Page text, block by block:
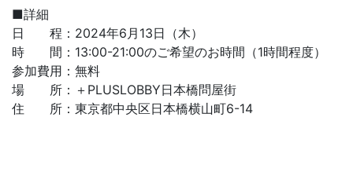
■詳細
日 程：2024年6月13日（木）
時 間：13:00-21:00のご希望のお時間（1時間程度）
参加費用：無料
場 所：＋PLUSLOBBY日本橋問屋街
住 所：東京都中央区日本橋横山町6-14